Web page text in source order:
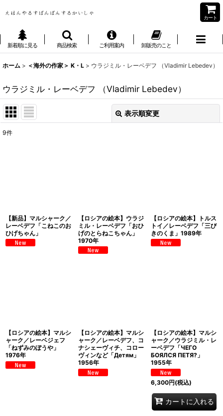
カート
新着順に見る 商品検索 ご利用案内 卸販売のこと
ホーム > ＜海外の作家＞ K・L > ウラジミル・レーベデフ （Vladimir Lebedev）
ウラジミル・レーベデフ （Vladimir Lebedev）
表示順変更
9件
【新品】マルシャーク／
レーベデフ「こねこのお
ひげちゃん」
【ロシアの絵本】ウラジ
ミル・レーベデフ「おひ
げのとらねこちゃん」
1970年
【ロシアの絵本】トルス
トイ／レーベデフ「三び
きのくま」1989年
【ロシアの絵本】マルシ
ャーク／レーベジェフ
「ねずみのぼうや」
1976年
【ロシアの絵本】マルシ
ャーク／レーベデフ、コ
ナシェーヴィチ、コロー
ヴィンなど「Детям」
1956年
【ロシアの絵本】マルシ
ャーク／ウラジミル・レ
ーベデフ「ЧЕГО
БОЯЛСЯ ПЕТЯ?」
1955年
6,300円(税込)
カートに入れる